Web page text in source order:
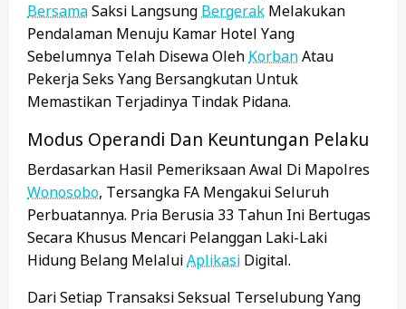
BersamaSaksi Langsung Bergerak Melakukan
Pendalaman Menuju Kamar Hotel Yang
Sebelumnya Telah Disewa Oleh KorbanAtau
Pekerja Seks Yang Bersangkutan Untuk
Memastikan Terjadinya Tindak Pidana.
Modus Operandi Dan Keuntungan Pelaku
Berdasarkan Hasil Pemeriksaan Awal Di Mapolres
Wonosobo, Tersangka FA Mengakui Seluruh
Perbuatannya. Pria Berusia 33 Tahun Ini Bertugas
Secara Khusus Mencari Pelanggan Laki-Laki
Hidung Belang MelaluiAplikasi Digital.
Dari Setiap Transaksi Seksual Terselubung Yang